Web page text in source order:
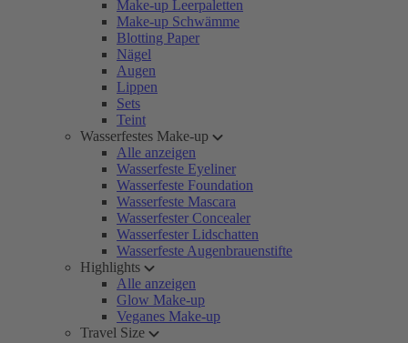
Make-up Leerpaletten
Make-up Schwämme
Blotting Paper
Nägel
Augen
Lippen
Sets
Teint
Wasserfestes Make-up
Alle anzeigen
Wasserfeste Eyeliner
Wasserfeste Foundation
Wasserfeste Mascara
Wasserfester Concealer
Wasserfester Lidschatten
Wasserfeste Augenbrauenstifte
Highlights
Alle anzeigen
Glow Make-up
Veganes Make-up
Travel Size